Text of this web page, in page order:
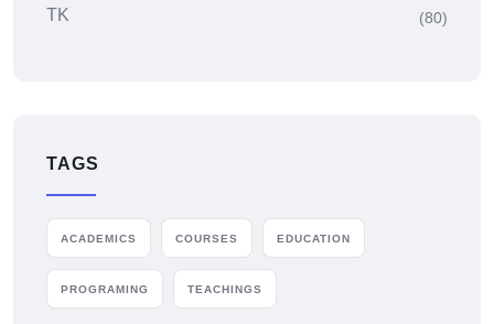
TK (80)
TAGS
ACADEMICS COURSES EDUCATION
PROGRAMING TEACHINGS